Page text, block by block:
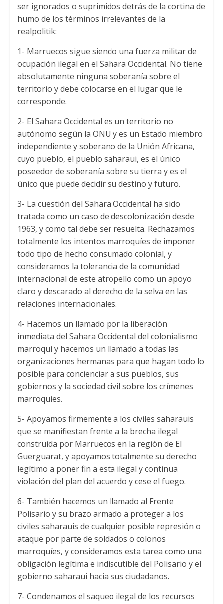
ser ignorados o suprimidos detrás de la cortina de
humo de los términos irrelevantes de la
realpolitik:
1- Marruecos sigue siendo una fuerza militar de
ocupación ilegal en el Sahara Occidental. No tiene
absolutamente ninguna soberanía sobre el
territorio y debe colocarse en el lugar que le
corresponde.
2- El Sahara Occidental es un territorio no
autónomo según la ONU y es un Estado miembro
independiente y soberano de la Unión Africana,
cuyo pueblo, el pueblo saharaui, es el único
poseedor de soberanía sobre su tierra y es el
único que puede decidir su destino y futuro.
3- La cuestión del Sahara Occidental ha sido
tratada como un caso de descolonización desde
1963, y como tal debe ser resuelta. Rechazamos
totalmente los intentos marroquíes de imponer
todo tipo de hecho consumado colonial, y
consideramos la tolerancia de la comunidad
internacional de este atropello como un apoyo
claro y descarado al derecho de la selva en las
relaciones internacionales.
4- Hacemos un llamado por la liberación
inmediata del Sahara Occidental del colonialismo
marroquí y hacemos un llamado a todas las
organizaciones hermanas para que hagan todo lo
posible para concienciar a sus pueblos, sus
gobiernos y la sociedad civil sobre los crímenes
marroquíes.
5- Apoyamos firmemente a los civiles saharauis
que se manifiestan frente a la brecha ilegal
construida por Marruecos en la región de El
Guerguarat, y apoyamos totalmente su derecho
legítimo a poner fin a esta ilegal y continua
violación del plan del acuerdo y cese el fuego.
6- También hacemos un llamado al Frente
Polisario y su brazo armado a proteger a los
civiles saharauis de cualquier posible represión o
ataque por parte de soldados o colonos
marroquíes, y consideramos esta tarea como una
obligación legítima e indiscutible del Polisario y el
gobierno saharaui hacia sus ciudadanos.
7- Condenamos el saqueo ilegal de los recursos